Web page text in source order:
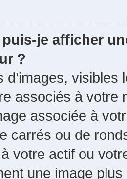
je afficher
?
d’images,
associés à votre
associée à
carrés ou de
votre actif ou
une image